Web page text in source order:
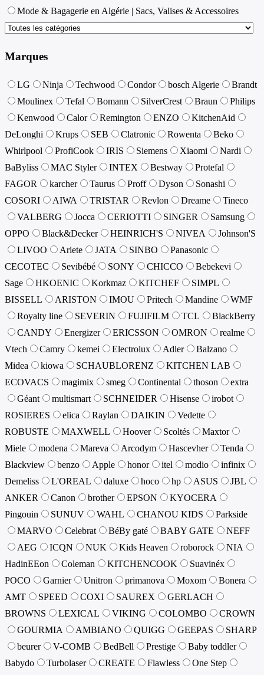
Mode & Bagagerie en Algérie | Sacs, Valises & Accessoires
Marques
LG Ninja Techwood Condor bosch Algerie
Brandt
Moulinex
Tefal Bomann SilverCrest Braun
Philips
Kenwood
Calor Remington ENZO
KitchenAid
DeLonghi
Krups SEB Clatronic Rowenta
Beko
Whirlpool
ProfiCook IRIS Siemens Xiaomi
Nardi
BaByliss
MAC Styler INTEX Bestway
Protefal
FAGOR
karcher Taurus Proff Dyson
Sonashi
COSORI
AIWA TRISTAR Revlon Dreame
Tineco
VALBERG
Jocca CERIOTTI SINGER
Samsung
OPPO
Black&Decker HEINRICH'S NIVEA
Johnson'S
LIVOO
Ariete JATA SINBO
Panasonic
CECOTEC
Sevibébé SONY CHICCO
Bebekevi
Sage
HKOENIC Korkmaz KITCHEF
SIMPL
BISSELL
ARISTON IMOU Pritech Mandine
WMF
Royalty line
SEVERIN FUJIFILM TCL
BlackBerry
CANDY
Energizer ERICSSON OMRON
realme
Vtech
Camry kemei Electrolux Adler
Balzano
Midea
kiowa SCHAUBLORENZ
KITCHEN LAB
ECOVACS
magimix smeg Continental thoson
extra
Géant
multismart SCHNEIDER Hisense
irobot
ROSIERES
elica Raylan DAIKIN
Vedette
ROBUSTE
MAXWELL Hoover Scoltés
Maxtor
Miele
modena Mareva Arcodym Hascevher
Tenda
Blackview
benzo Apple honor itel modio
infinix
Demeliss
L'OREAL daluxe hoco hp ASUS
JBL
ANKER
Canon brother EPSON
KYOCERA
Pingouin
SUNUV WAHL CHANOU KIDS
Parkside
MARVO
Celebrat BéBy gaté BABY GATE
NEFF
AEG
ICQN NUK Kids Heaven roborock
NIA
HadinEEon
Coleman KITCHENCOOK
Suavinéx
POCO
Garnier Unitron primanova Moxom
Bonera
AMT
SPEED COXI SAUREX
GERLACH
BROWNS
LEXICAL VIKING COLOMBO
CROWN
GOURMIA
AMBIANO QUIGG GEEPAS
SHARP
beurer
V-COMB BedBell Prestige
Baby toddler
Babydo
Turbolaser CREATE Flawless
One Step